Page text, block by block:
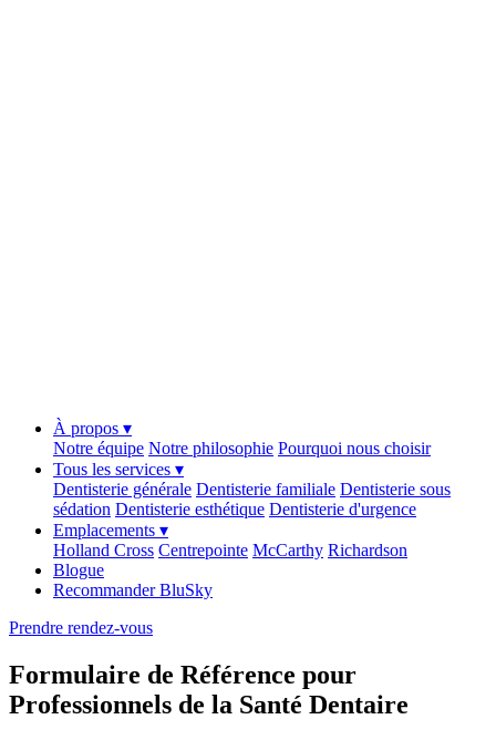
À propos ▾
Notre équipe Notre philosophie Pourquoi nous choisir
Tous les services ▾
Dentisterie générale Dentisterie familiale Dentisterie sous
sédation Dentisterie esthétique Dentisterie d'urgence
Emplacements ▾
Holland Cross Centrepointe McCarthy Richardson
Blogue
Recommander BluSky
Prendre rendez-vous
Formulaire de Référence pour
Professionnels de la Santé Dentaire